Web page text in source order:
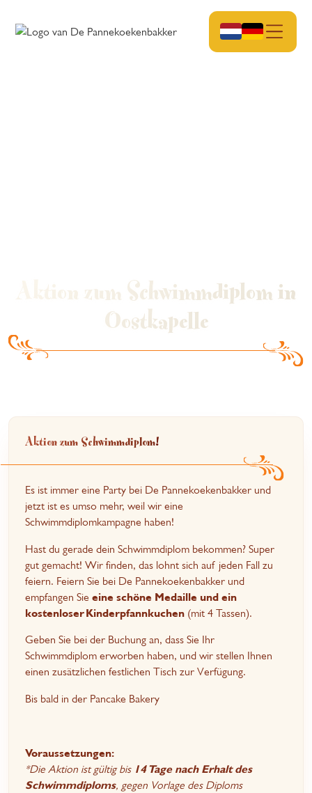
Aktion zum Schwimmdiplom in
Oostkapelle
Aktion zum Schwimmdiplom!
Es ist immer eine Party bei De Pannekoekenbakker und
jetzt ist es umso mehr, weil wir eine
Schwimmdiplomkampagne haben!
Hast du gerade dein Schwimmdiplom bekommen? Super
gut gemacht! Wir finden, das lohnt sich auf jeden Fall zu
feiern. Feiern Sie bei De Pannekoekenbakker und
empfangen Sieeine schöne Medaille und ein
kostenloser Kinderpfannkuchen (mit 4 Tassen).
Geben Sie bei der Buchung an, dass Sie Ihr
Schwimmdiplom erworben haben, und wir stellen Ihnen
einen zusätzlichen festlichen Tisch zur Verfügung.
Bis bald in der Pancake Bakery
Voraussetzungen:
*Die Aktion ist gültig bis 14 Tage nach Erhalt des
Schwimmdiploms, gegen Vorlage des Diploms